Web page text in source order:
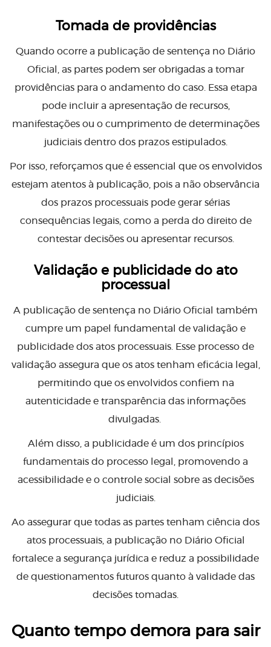
Tomada de providências
Quando ocorre a publicação de sentença no Diário
Oficial, as partes podem ser obrigadas a tomar
providências para o andamento do caso. Essa etapa
pode incluir a apresentação de recursos,
manifestações ou o cumprimento de determinações
judiciais dentro dos prazos estipulados.
Por isso, reforçamos que é essencial que os envolvidos
estejam atentos à publicação, pois a não observância
dos prazos processuais pode gerar sérias
consequências legais, como a perda do direito de
contestar decisões ou apresentar recursos.
Validação e publicidade do ato
processual
A publicação de sentença no Diário Oficial também
cumpre um papel fundamental de validação e
publicidade dos atos processuais. Esse processo de
validação assegura que os atos tenham eficácia legal,
permitindo que os envolvidos confiem na
autenticidade e transparência das informações
divulgadas.
Além disso, a publicidade é um dos princípios
fundamentais do processo legal, promovendo a
acessibilidade e o controle social sobre as decisões
judiciais.
Ao assegurar que todas as partes tenham ciência dos
atos processuais, a publicação no Diário Oficial
fortalece a segurança jurídica e reduz a possibilidade
de questionamentos futuros quanto à validade das
decisões tomadas.
Quanto tempo demora para sair